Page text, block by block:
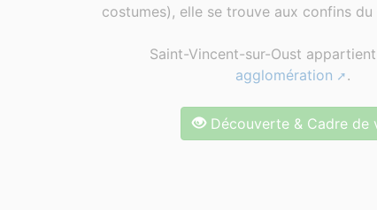
costumes), elle se trouve aux confins
Saint-Vincent-sur-Oust
agglomération
.
Découverte & Cadre de